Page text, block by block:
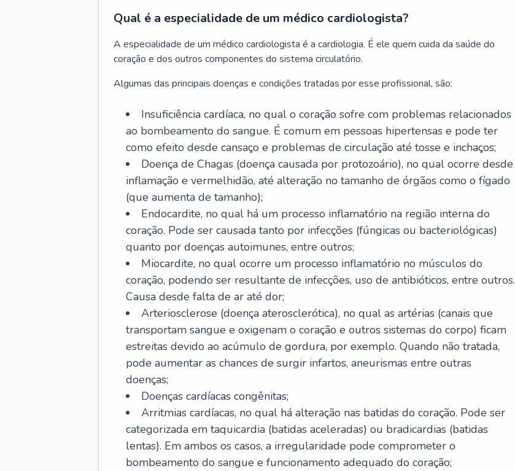
Qual é a especialidade de um médico cardiologista?
A especialidade de um médico cardiologista é a cardiologia. É ele quem cuida da saúde do
coração e dos outros componentes do sistema circulatório.
Algumas das principais doenças e condições tratadas por esse profissional, são:
Insuficiência cardíaca, no qual o coração sofre com problemas relacionados
ao bombeamento do sangue. É comum em pessoas hipertensas e pode ter
como efeito desde cansaço e problemas de circulação até tosse e inchaços;
Doença de Chagas (doença causada por protozoário), no qual ocorre desde
inflamação e vermelhidão, até alteração no tamanho de órgãos como o fígado
(que aumenta de tamanho);
Endocardite, no qual há um processo inflamatório na região interna do
coração. Pode ser causada tanto por infecções (fúngicas ou bacteriológicas)
quanto por doenças autoimunes, entre outros;
Miocardite, no qual ocorre um processo inflamatório no músculos do
coração, podendo ser resultante de infecções, uso de antibióticos, entre outros.
Causa desde falta de ar até dor;
Arteriosclerose (doença aterosclerótica), no qual as artérias (canais que
transportam sangue e oxigenam o coração e outros sistemas do corpo) ficam
estreitas devido ao acúmulo de gordura, por exemplo. Quando não tratada,
pode aumentar as chances de surgir infartos, aneurismas entre outras
doenças;
Doenças cardíacas congênitas;
Arritmias cardíacas, no qual há alteração nas batidas do coração. Pode ser
categorizada em taquicardia (batidas aceleradas) ou bradicardias (batidas
lentas). Em ambos os casos, a irregularidade pode comprometer o
bombeamento do sangue e funcionamento adequado do coração;